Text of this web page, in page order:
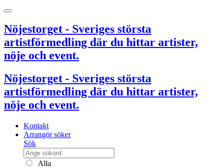
Nöjestorget - Sveriges största
artistförmedling där du hittar artister,
nöje och event.
Nöjestorget - Sveriges största
artistförmedling där du hittar artister,
nöje och event.
Kontakt
Arrangör söker
Sök
Alla